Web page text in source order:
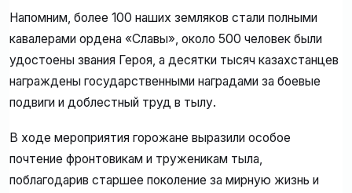
Напомним, более 100 наших земляков стали полными
кавалерами ордена «Славы», около 500 человек были
удостоены звания Героя, а десятки тысяч казахстанцев
награждены государственными наградами за боевые
подвиги и доблестный труд в тылу.
В ходе мероприятия горожане выразили особое
почтение фронтовикам и труженикам тыла,
поблагодарив старшее поколение за мирную жизнь и